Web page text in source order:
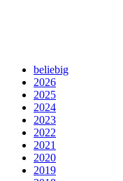
beliebig
2026
2025
2024
2023
2022
2021
2020
2019